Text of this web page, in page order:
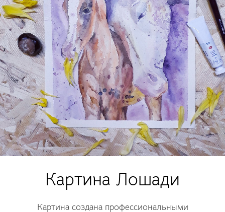
Картина Лошади
Картина создана профессиональными